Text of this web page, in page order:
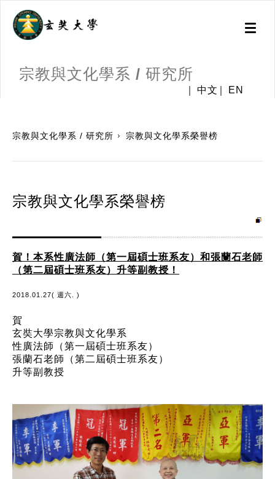
Toggle
宗教與文化學系 / 研究所
中文 EN
宗教與文化學系 / 研究所 宗教與文化學系榮譽榜
宗教與文化學系榮譽榜
賀！本系性廣法師（第一屆碩士班系友）和張蘭石老師
（第二屆碩士班系友）升等副教授！
2018.01.27( 週六. )
賀
玄奘大學宗教與文化學系
性廣法師（第一屆碩士班系友）
張蘭石老師（第二屆碩士班系友）
升等副教授